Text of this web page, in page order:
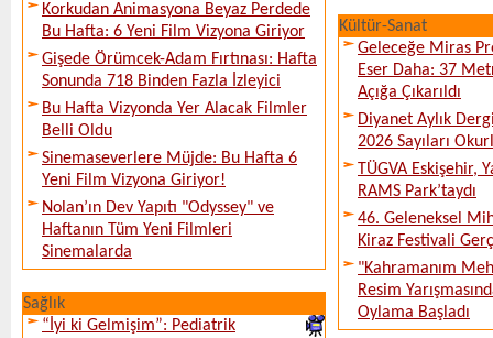
Korkudan Animasyona Beyaz Perdede
Bu Hafta: 6 Yeni Film Vizyona Giriyor
Gişede Örümcek-Adam Fırtınası: Hafta
Sonunda 718 Binden Fazla İzleyici
Bu Hafta Vizyonda Yer Alacak Filmler
Belli Oldu
Sinemaseverlere Müjde: Bu Hafta 6
Yeni Film Vizyona Giriyor!
Nolan’ın Dev Yapıtı "Odyssey" ve
Haftanın Tüm Yeni Filmleri
Sinemalarda
Sağlık
“İyi ki Gelmişim”: Pediatrik
Kültür-Sanat
Geleceğe Miras
Eser Daha: 37
Açığa Çıkarıldı
Diyanet Aylık
2026 Sayıları
TÜGVA Eskişehir,
RAMS Park’taydı
46. Geleneksel
Kiraz Festivali
"Kahramanım
Resim
Oylama Başladı